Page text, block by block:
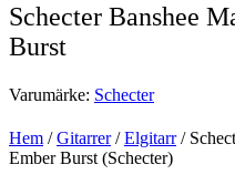
Schecter Banshee
Burst
Varumärke: Schecter
Hem /Gitarrer/Elgitarr/
Ember Burst (Schecter)